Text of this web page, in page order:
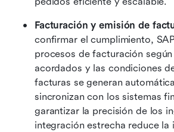
Facturación y emisión de
confirmar el cumplimiento,
procesos de facturación
acordados y las condiciones
facturas se generan
sincronizan con los sistemas
garantizar la precisión de los
integración estrecha reduce la